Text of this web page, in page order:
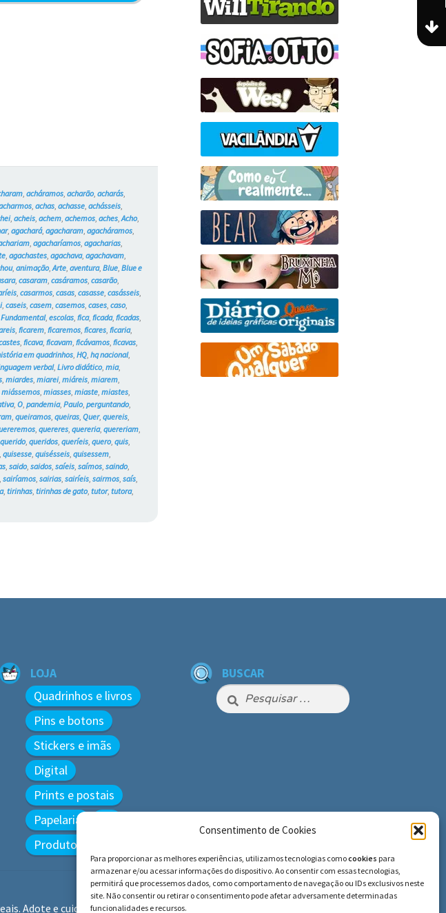
Consentimento de Cookies
Para proporcionar as melhores experiências, utilizamos tecnologias comocookies para
armazenar e/ou acessar informações do dispositivo. Ao consentir com essas tecnologias,
permitirá que processemos dados, como comportamento de navegação ou IDs exclusivos neste
site. Não consentir ou retirar o consentimento pode afetar adversamente determinadas
funcionalidades e recursos.
,acháramos ,acharão,acharás
,achas ,achasse ,achásseis
,acheis ,achem ,achemos ,aches ,Acho,
,agachará,agacharam ,agacháramos
,agacharíamos ,agacharias
,agachastes ,agachava,agachavam
,animação,Arte ,aventura,Blue ,Blue e
,casaram ,casáramos ,casarão,
,casarmos ,casas ,casasse ,casásseis
,caseis ,casem ,casemos ,cases ,caso,
Fundamental,escolas ,fica,ficada,ficadas
,ficarem ,ficaremos ,ficares ,ficaria,
,ficava,ficavam ,ficávamos ,ficavas
em quadrinhos ,HQ ,hq nacional,
verbal,Livro didático,mia,
,miardes ,miarei,miáreis ,miarem
,miássemos ,miasses ,miaste ,miastes
,O ,pandemia,Paulo,perguntando,
,queiramos ,queiras ,Quer,quereis
,quereres ,quereria,quereriam
,querido,queridos ,queríeis ,quero,quis
,quisesse ,quisésseis ,quisessem
,saido,saidos ,saíeis ,saímos ,saindo,
,sairíamos ,sairias ,sairíeis ,sairmos ,saís
,tirinhas ,tirinhas de gato,tutor,tutora,
LOJA
Quadrinhos e livros
Pins e botons
Stickers e imãs
Digital
Prints e postais
Papelaria
Produtos diversos
BUSCAR
Pesquisar
por:
Adote e cuide dos gatos!